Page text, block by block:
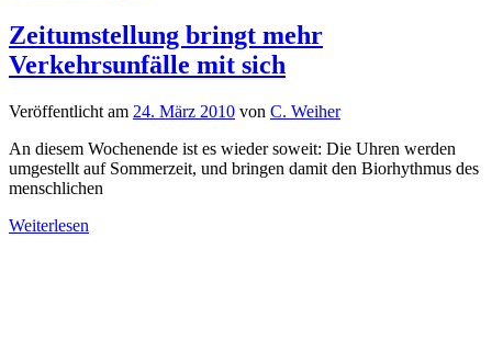
Zeitumstellung bringt mehr
Verkehrsunfälle mit sich
Veröffentlicht am 24. März 2010 von C. Weiher
An diesem Wochenende ist es wieder soweit: Die Uhren werden
umgestellt auf Sommerzeit, und bringen damit den Biorhythmus des
menschlichen
Weiterlesen